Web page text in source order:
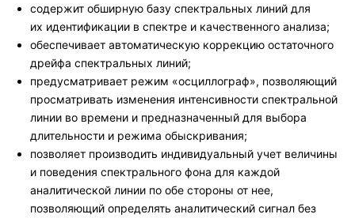
содержит обширную базу спектральных линий для
их идентификации в спектре и качественного анализа;
обеспечивает автоматическую коррекцию остаточного
дрейфа спектральных линий;
предусматривает режим «осциллограф», позволяющий
просматривать изменения интенсивности спектральной
линии во времени и предназначенный для выбора
длительности и режима обыскривания;
позволяет производить индивидуальный учет величины
и поведения спектрального фона для каждой
аналитической линии по обе стороны от нее,
позволяющий определять аналитический сигнал без